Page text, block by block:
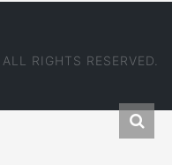
. ALL RIGHTS RESERVED.